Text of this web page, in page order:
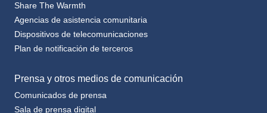
Share The Warmth
Agencias de asistencia comunitaria
Dispositivos de telecomunicaciones
Plan de notificación de terceros
Prensa y otros medios de comunicación
Comunicados de prensa
Sala de prensa digital